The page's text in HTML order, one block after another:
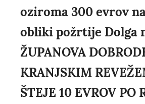
oziroma 300 evrov
obliki požrtije Dolga
ŽUPANOVA
KRANJSKIM
ŠTEJE 10 EVROV PO